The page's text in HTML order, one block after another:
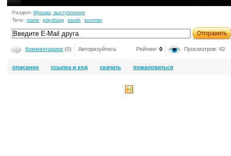
Раздел: Музыка, выступления
Теги: marie plaything sarah summer
Комментариев (0) Авторизуйтесь Рейтинг: 0 Просмотров: 42
описание ссылка и код скачать пожаловаться